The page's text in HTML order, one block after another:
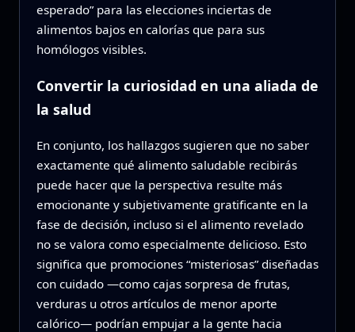
esperado” para las elecciones inciertas de
alimentos bajos en calorías que para sus
homólogos visibles.
Convertir la curiosidad en una aliada de
la salud
En conjunto, los hallazgos sugieren que no saber
exactamente qué alimento saludable recibirás
puede hacer que la perspectiva resulte más
emocionante y subjetivamente gratificante en la
fase de decisión, incluso si el alimento revelado
no se valora como especialmente delicioso. Esto
significa que promociones “misteriosas” diseñadas
con cuidado —como cajas sorpresa de frutas,
verduras u otros artículos de menor aporte
calórico— podrían empujar a la gente hacia